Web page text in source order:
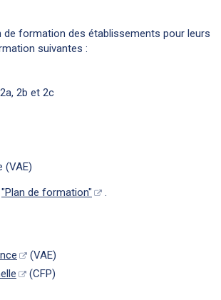
formation des établissements pour leurs
suivantes :
2b et 2c
(VAE)
"Plan de formation" .
(VAE)
(CFP)